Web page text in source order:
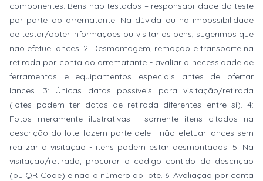
componentes. Bens não testados – responsabilidade do teste
por parte do arrematante. Na dúvida ou na impossibilidade
de testar/obter informações ou visitar os bens, sugerimos que
não efetue lances. 2: Desmontagem, remoção e transporte na
retirada por conta do arrematante - avaliar a necessidade de
ferramentas e equipamentos especiais antes de ofertar
lances. 3: Únicas datas possíveis para visitação/retirada
(lotes podem ter datas de retirada diferentes entre si). 4:
Fotos meramente ilustrativas - somente itens citados na
descrição do lote fazem parte dele - não efetuar lances sem
realizar a visitação - itens podem estar desmontados. 5: Na
visitação/retirada, procurar o código contido da descrição
(ou QR Code) e não o número do lote. 6: Avaliação por conta